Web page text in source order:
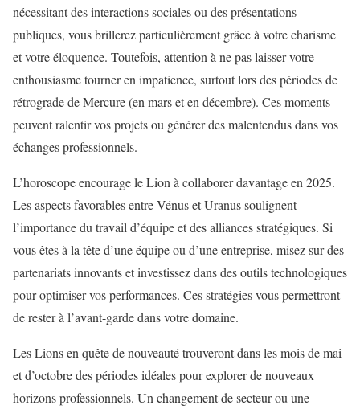
nécessitant des interactions sociales ou des présentations
publiques, vous brillerez particulièrement grâce à votre charisme
et votre éloquence. Toutefois, attention à ne pas laisser votre
enthousiasme tourner en impatience, surtout lors des périodes de
rétrograde de Mercure (en mars et en décembre). Ces moments
peuvent ralentir vos projets ou générer des malentendus dans vos
échanges professionnels.
L’horoscope encourage le Lion à collaborer davantage en 2025.
Les aspects favorables entre Vénus et Uranus soulignent
l’importance du travail d’équipe et des alliances stratégiques. Si
vous êtes à la tête d’une équipe ou d’une entreprise, misez sur des
partenariats innovants et investissez dans des outils technologiques
pour optimiser vos performances. Ces stratégies vous permettront
de rester à l’avant-garde dans votre domaine.
Les Lions en quête de nouveauté trouveront dans les mois de mai
et d’octobre des périodes idéales pour explorer de nouveaux
horizons professionnels. Un changement de secteur ou une